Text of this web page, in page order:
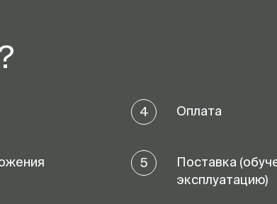
4 Оплата
5
Поставка
эксплуатацию)